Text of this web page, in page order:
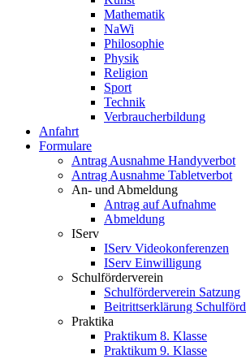
Mathematik
NaWi
Philosophie
Physik
Religion
Sport
Technik
Verbraucherbildung
Anfahrt
Formulare
Antrag Ausnahme Handyverbot
Antrag Ausnahme Tabletverbot
An- und Abmeldung
Antrag auf Aufnahme
Abmeldung
IServ
IServ Videokonferenzen
IServ Einwilligung
Schulförderverein
Schulförderverein Satzung
Beitrittserklärung
Praktika
Praktikum 8. Klasse
Praktikum 9. Klasse